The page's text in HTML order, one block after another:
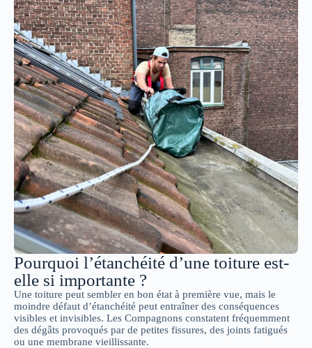
Pourquoi l’étanchéité d’une toiture est-
elle si importante ?
Une toiture peut sembler en bon état à première vue, mais le
moindre défaut d’étanchéité peut entraîner des conséquences
visibles et invisibles. Les Compagnons constatent fréquemment
des dégâts provoqués par de petites fissures, des joints fatigués
ou une membrane vieillissante.